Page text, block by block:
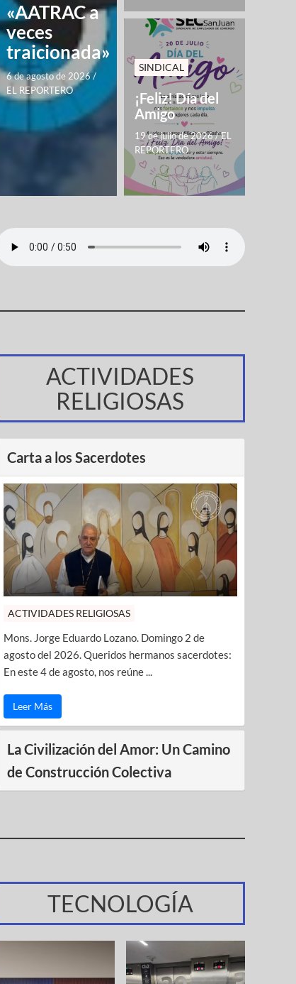
«AATRAC a
veces
traicionada»
6 de agosto de 2026/
EL REPORTERO
SINDICAL
¡Feliz! Día del
Amigo
19 de julio de 2026/EL
REPORTERO
ACTIVIDADES
RELIGIOSAS
Carta a los Sacerdotes
ACTIVIDADES RELIGIOSAS
Mons. Jorge Eduardo Lozano. Domingo 2 de
agosto del 2026. Queridos hermanos sacerdotes:
En este 4 de agosto, nos reúne ...
Leer Más
La Civilización del Amor: Un Camino
de Construcción Colectiva
TECNOLOGÍA